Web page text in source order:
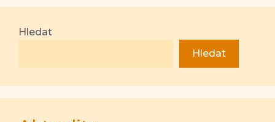
Hledat
Hledat